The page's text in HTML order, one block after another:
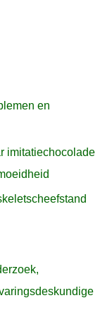
en
imitatiechocolade